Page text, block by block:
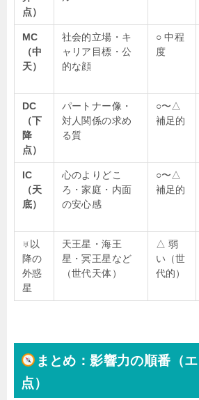
点）
MC
（中
天）
社会的立場・キ
ャリア目標・公
的な顔
○ 中程
度
DC
（下
降
点）
パートナー像・
対人関係の求め
る質
○〜△
補足的
IC
（天
底）
心のよりどこ
ろ・家庭・内面
の安心感
○〜△
補足的
♅以
降の
外惑
星
天王星・海王
星・冥王星など
（世代天体）
△ 弱
い（世
代的）
まとめ：影響力の順番（
点）